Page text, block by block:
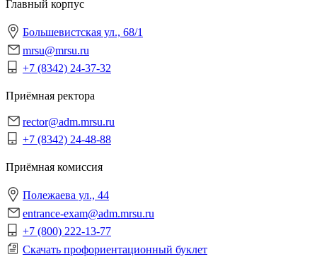
Главный корпус
Большевистская ул., 68/1
mrsu@mrsu.ru
+7 (8342) 24-37-32
Приёмная ректора
rector@adm.mrsu.ru
+7 (8342) 24-48-88
Приёмная комиссия
Полежаева ул., 44
entrance-exam@adm.mrsu.ru
+7 (800) 222-13-77
Скачать профориентационный буклет